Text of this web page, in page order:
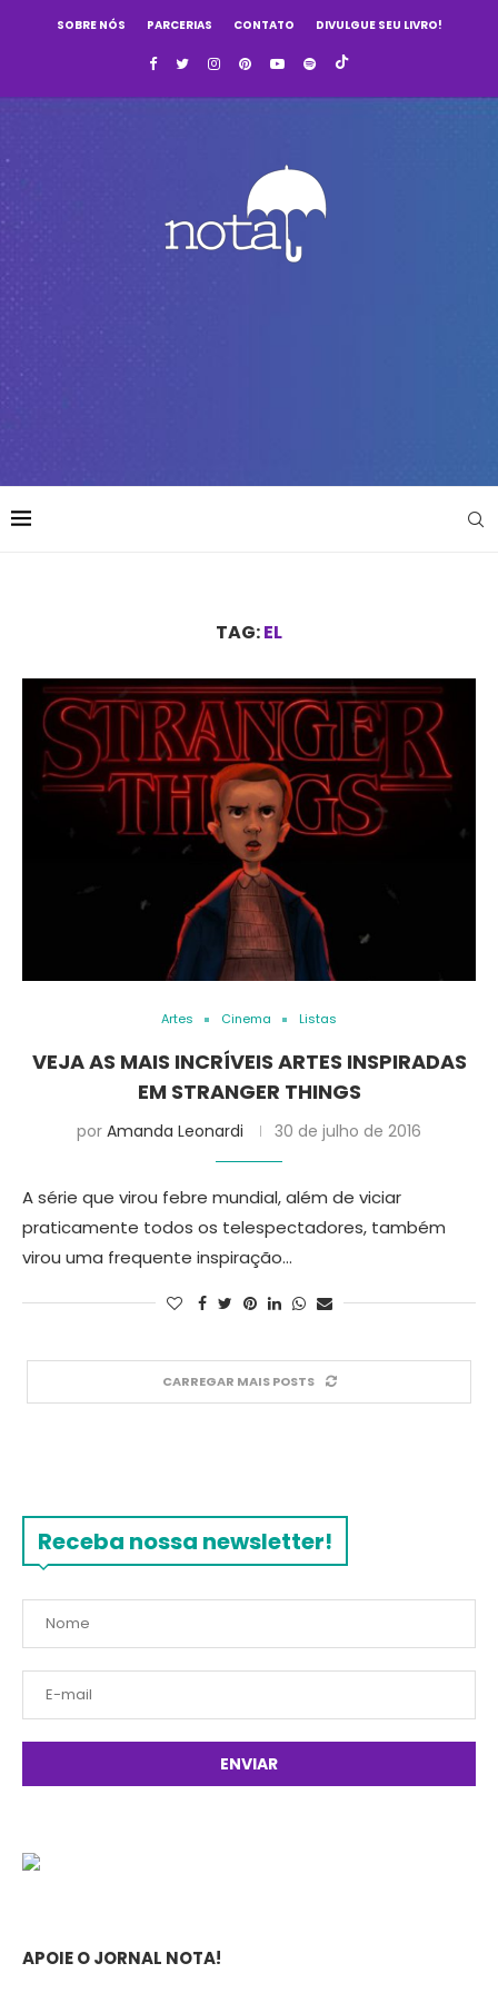
SOBRE NÓS PARCERIAS CONTATO DIVULGUE SEU LIVRO!
TAG:EL
Artes Cinema Listas
VEJA AS MAIS INCRÍVEIS ARTES INSPIRADAS
EM STRANGER THINGS
por Amanda Leonardi 30 de julho de 2016
A série que virou febre mundial, além de viciar
praticamente todos os telespectadores, também
virou uma frequente inspiração…
CARREGAR MAIS POSTS
Receba nossa newsletter!
APOIE O JORNAL NOTA!